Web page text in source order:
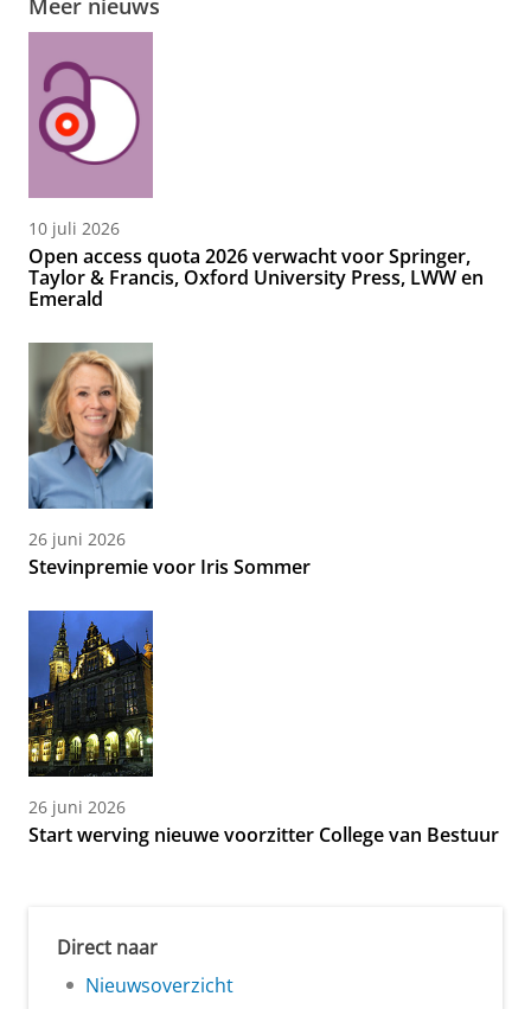
Meer nieuws
10 juli 2026
Open access quota 2026 verwacht voor Springer,
Taylor & Francis, Oxford University Press, LWW en
Emerald
26 juni 2026
Stevinpremie voor Iris Sommer
26 juni 2026
Start werving nieuwe voorzitter College van Bestuur
Direct naar
Nieuwsoverzicht